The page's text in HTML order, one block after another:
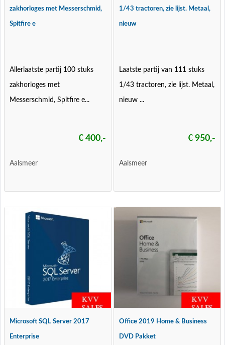
zakhorloges met Messerschmid,
Spitfire e
Allerlaatste partij 100 stuks
zakhorloges met
Messerschmid, Spitfire e...
€ 400,-
Aalsmeer
1/43 tractoren, zie lijst. Metaal,
nieuw
Laatste partij van 111 stuks
1/43 tractoren, zie lijst. Metaal,
nieuw ...
€ 950,-
Aalsmeer
Microsoft SQL Server 2017
Enterprise
Office 2019 Home & Business
DVD Pakket